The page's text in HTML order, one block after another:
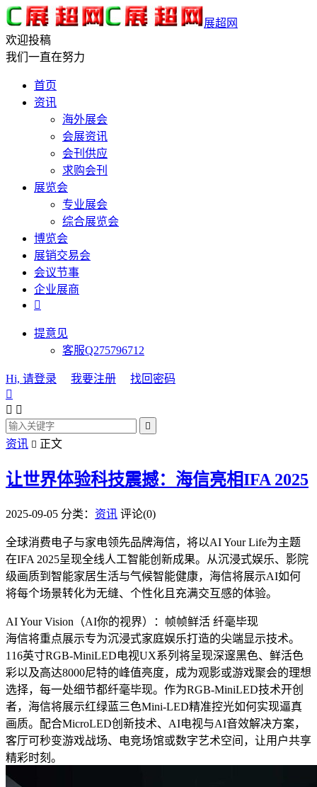
展超网
欢迎投稿
我们一直在努力
首页
资讯
海外展会
会展资讯
会刊供应
求购会刊
展览会
专业展会
综合展览会
博览会
展销交易会
会议节事
企业展商

提意见
客服Q275796712
Hi, 请登录 我要注册
找回密码

 

资讯  正文
让世界体验科技震撼：海信亮相IFA 2025
2025-09-05 分类： 资讯 评论(0)
全球消费电子与家电领先品牌海信，将以AI Your Life为主题
在IFA 2025呈现全线人工智能创新成果。从沉浸式娱乐、影院
级画质到智能家居生活与气候智能健康，海信将展示AI如何
将每个场景转化为无缝、个性化且充满交互感的体验。
AI Your Vision（AI你的视界）：帧帧鲜活 纤毫毕现
海信将重点展示专为沉浸式家庭娱乐打造的尖端显示技术。
116英寸RGB-MiniLED电视UX系列将呈现深邃黑色、鲜活色
彩以及高达8000尼特的峰值亮度，成为观影或游戏聚会的理想
选择，每一处细节都纤毫毕现。作为RGB-MiniLED技术开创
者，海信将展示红绿蓝三色Mini-LED精准控光如何实现逼真
画质。配合MicroLED创新技术、AI电视与AI音效解决方案，
客厅可秒变游戏战场、电竞场馆或数字艺术空间，让用户共享
精彩时刻。